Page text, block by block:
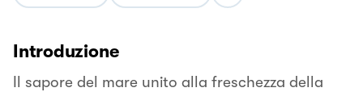
Introduzione
Il sapore del mare unito alla freschezza della